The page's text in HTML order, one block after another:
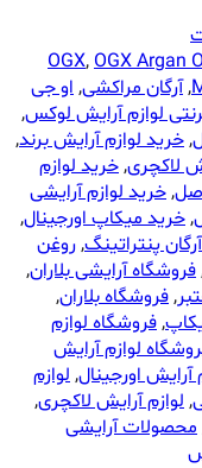
OGX,OGX Argan
,آرگان مراکشی,او جی
لوازم آرایش لوکس,
,خرید لوازم آرایش برند,
لاکچری,خرید لوازم
,خرید لوازم آرایشی
,خرید میکاپ اورجینال,
پنتراتینگ,روغن
فروشگاه آرایشی بلاران,
,فروشگاه بلاران,
,فروشگاه لوازم
لوازم آرایش
آرایش اورجینال,لوازم
,لوازم آرایش لاکچری,
محصولات آرایشی